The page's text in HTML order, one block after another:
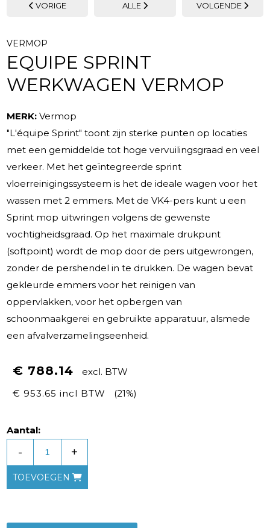
VORIGE ALLE VOLGENDE
VERMOP
EQUIPE SPRINT
WERKWAGEN VERMOP
MERK: Vermop
"L'équipe Sprint" toont zijn sterke punten op locaties
met een gemiddelde tot hoge vervuilingsgraad en veel
verkeer. Met het geïntegreerde sprint
vloerreinigingssysteem is het de ideale wagen voor het
wassen met 2 emmers. Met de VK4-pers kunt u een
Sprint mop uitwringen volgens de gewenste
vochtigheidsgraad. Op het maximale drukpunt
(softpoint) wordt de mop door de pers uitgewrongen,
zonder de pershendel in te drukken. De wagen bevat
gekleurde emmers voor het reinigen van
oppervlakken, voor het opbergen van
schoonmaakgerei en gebruikte apparatuur, alsmede
een afvalverzamelingseenheid.
€ 788.14
excl. BTW
€ 953.65 incl BTW
(21%)
Aantal:
- +
TOEVOEGEN